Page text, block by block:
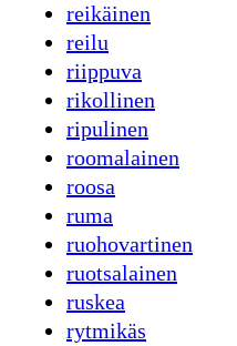
reikäinen
reilu
riippuva
rikollinen
ripulinen
roomalainen
roosa
ruma
ruohovartinen
ruotsalainen
ruskea
rytmikäs